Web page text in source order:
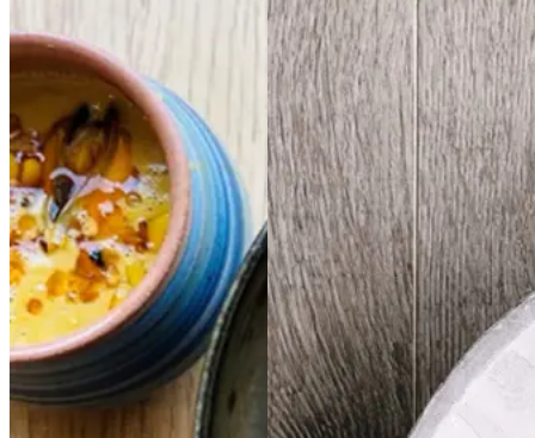
CremetCremet
muslingesuppe musli
ngesuppe medmed
majsmajs
BøfBøf ragoutragout
stroganoffstroganoff
Gem opskrift
Aftensmad